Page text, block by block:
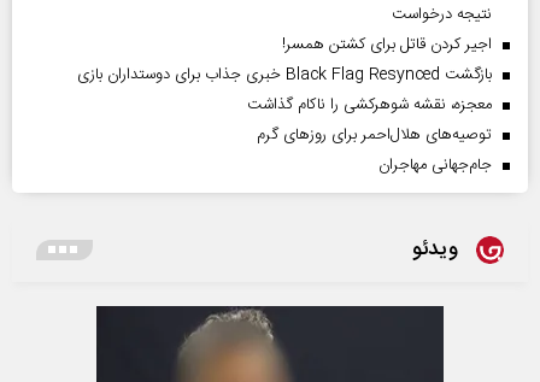
نتیجه درخواست
اجیر کردن قاتل برای کشتن همسر!
بازگشت Black Flag Resynced خبری جذاب برای دوستداران بازی
معجزه، نقشه شوهرکشی را ناکام گذاشت
توصیه‌های هلال‌احمر برای روز‌های گرم
جام‌جهانی مهاجران
ویدئو